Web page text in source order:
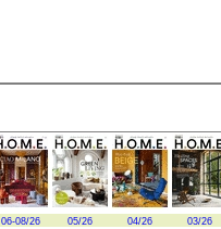
06-08/26 05/26 04/26 03/26